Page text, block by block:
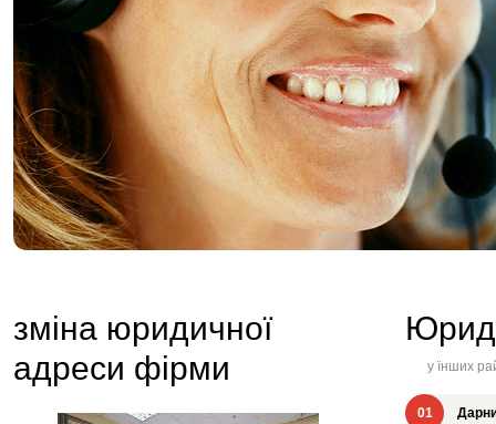
зміна юридичної
адреси фірми
у їнших
01